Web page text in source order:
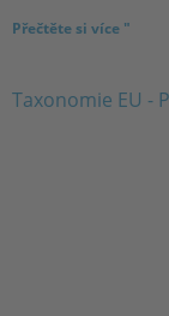
Přečtěte si více "